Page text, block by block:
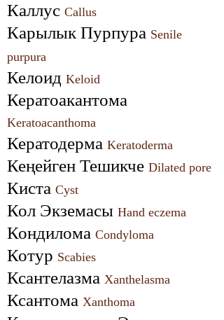
Каллус Callus
Карылык Пурпура Senile
purpura
Келоид Keloid
Keratoacanthoma
Кератодерма Keratoderma
Кеңейген Тешикче Dilated pore
Киста Cyst
Кол Экземасы Hand eczema
Кондилома Condyloma
Котур Scabies
Ксантелазма Xanthelasma
Ксантома Xanthoma